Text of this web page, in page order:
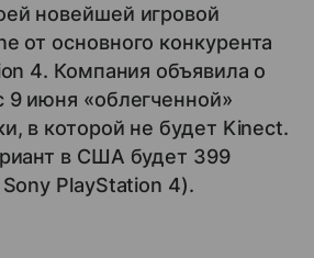
новейшей игровой
от основного конкурента
4. Компания объявила о
9 июня «облегченной»
в которой не будет Kinect.
в США будет 399
PlayStation 4).